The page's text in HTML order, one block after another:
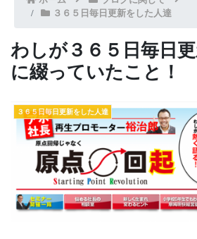
３６５日毎日更新をした人達
わしが３６５日毎日
に綴っていたこと！
３６５日毎日更新をした人達